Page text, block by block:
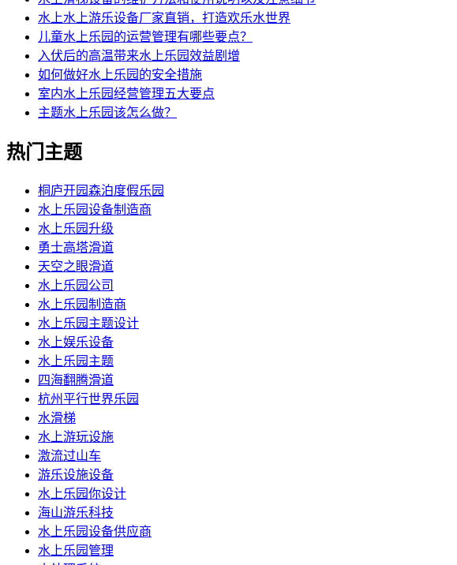
水上水上游乐设备厂家直销，打造欢乐水世界
儿童水上乐园的运营管理有哪些要点？
入伏后的高温带来水上乐园效益剧增
如何做好水上乐园的安全措施
室内水上乐园经营管理五大要点
主题水上乐园该怎么做？
热门主题
桐庐开园森泊度假乐园
水上乐园设备制造商
水上乐园升级
勇士高塔滑道
天空之眼滑道
水上乐园公司
水上乐园制造商
水上乐园主题设计
水上娱乐设备
水上乐园主题
四海翻腾滑道
杭州平行世界乐园
水滑梯
水上游玩设施
激流过山车
游乐设施设备
水上乐园你设计
海山游乐科技
水上乐园设备供应商
水上乐园管理